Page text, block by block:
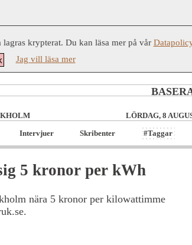
krypterat. Du kan läsa mer på vår
Jag vill läsa mer
LÖRDAG, 8
Intervjuer Skribenter #Taggar
5 kronor per kWh
nära 5 kronor per kilowattimme